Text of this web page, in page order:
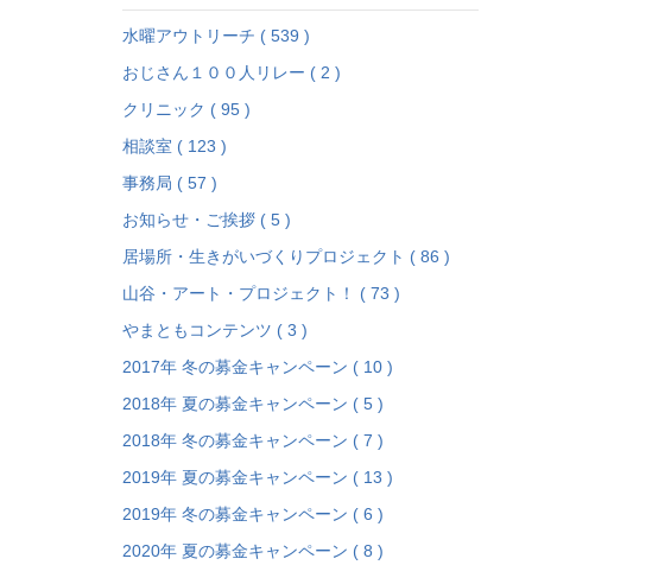
水曜アウトリーチ ( 539 )
おじさん１００人リレー ( 2 )
クリニック ( 95 )
相談室 ( 123 )
事務局 ( 57 )
お知らせ・ご挨拶 ( 5 )
居場所・生きがいづくりプロジェクト ( 86 )
山谷・アート・プロジェクト！ ( 73 )
やまともコンテンツ ( 3 )
2017年 冬の募金キャンペーン ( 10 )
2018年 夏の募金キャンペーン ( 5 )
2018年 冬の募金キャンペーン ( 7 )
2019年 夏の募金キャンペーン ( 13 )
2019年 冬の募金キャンペーン ( 6 )
2020年 夏の募金キャンペーン ( 8 )